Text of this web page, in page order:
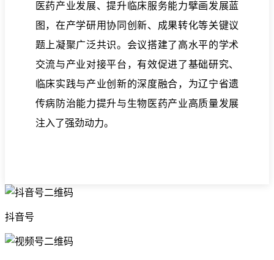
医药产业发展、提升临床服务能力擘画发展蓝
图，在产学研用协同创新、成果转化等关键议
题上凝聚广泛共识。会议搭建了高水平的学术
交流与产业对接平台，有效促进了基础研究、
临床实践与产业创新的深度融合，为辽宁省遗
传病防治能力提升与生物医药产业高质量发展
注入了强劲动力。
抖音号